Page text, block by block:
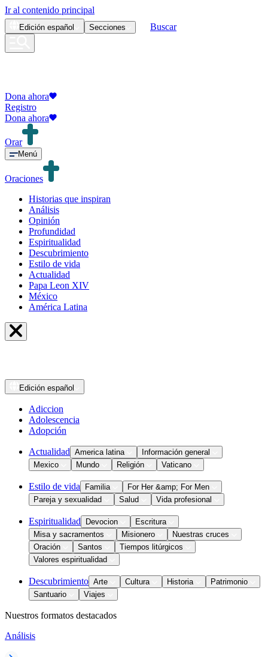
Ir al contenido principal
Edición español Secciones Buscar
Dona ahora
Registro
Dona ahora
Orar
Menú
Oraciones
Historias que inspiran
Análisis
Opinión
Profundidad
Espiritualidad
Descubrimiento
Estilo de vida
Actualidad
Papa Leon XIV
México
América Latina
Edición español
Adiccion
Adolescencia
Adopción
Actualidad America latina
Información general
Mexico
Mundo Religión Vaticano
Estilo de vida Familia
For Her &amp; For Men
Pareja y sexualidad
Salud Vida profesional
Espiritualidad Devocion
Escritura
Misa y sacramentos
Misionero
Nuestras cruces
Oración
Santos
Tiempos litúrgicos
Valores espiritualidad
Descubrimiento Arte Cultura Historia
Patrimonio
Santuario
Viajes
Nuestros formatos destacados
Análisis